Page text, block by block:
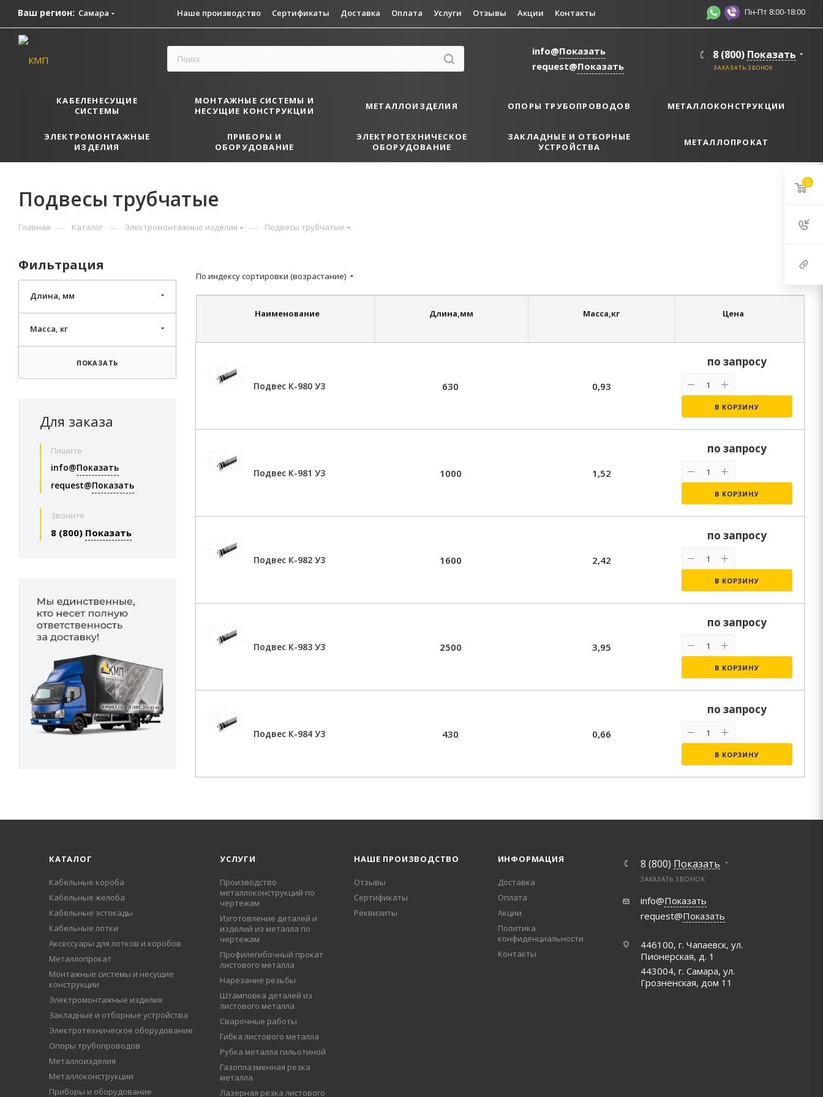
Ваш регион: Самара Наше производство Сертификаты Доставка Оплата Услуги Отзывы Акции Контакты Пн-Пт 8:00-18:00
info@Показать
request@Показать
8 (800) Показать
ЗАКАЗАТЬ ЗВОНОК
КАБЕЛЕНЕСУЩИЕ
СИСТЕМЫ
МОНТАЖНЫЕ СИСТЕМЫ И
НЕСУЩИЕ КОНСТРУКЦИИ
МЕТАЛЛОИЗДЕЛИЯ ОПОРЫ ТРУБОПРОВОДОВ МЕТАЛЛОКОНСТРУКЦИИ
ЭЛЕКТРОМОНТАЖНЫЕ
ИЗДЕЛИЯ
ПРИБОРЫ И
ОБОРУДОВАНИЕ
ЭЛЕКТРОТЕХНИЧЕСКОЕ
ОБОРУДОВАНИЕ
ЗАКЛАДНЫЕ И ОТБОРНЫЕ
УСТРОЙСТВА
МЕТАЛЛОПРОКАТ
Подвесы трубчатые
Главная — Каталог — Электромонтажные изделия — Подвесы трубчатые
По индексу сортировки (возрастание)
Наименование Длина,мм Масса,кг Цена
Подвес К-980 У3 630 0,93
по запросу
В КОРЗИНУ
Подвес К-981 У3 1000 1,52
по запросу
В КОРЗИНУ
Подвес К-982 У3 1600 2,42
по запросу
В КОРЗИНУ
Подвес К-983 У3 2500 3,95
по запросу
В КОРЗИНУ
Подвес К-984 У3 430 0,66
по запросу
В КОРЗИНУ
Фильтрация
Длина, мм
Масса, кг
ПОКАЗАТЬ
Для заказа
Пишите
info@Показать
request@Показать
Звоните
8 (800) Показать
КАТАЛОГ
Кабельные короба
Кабельные желоба
Кабельные эстокады
Кабельные лотки
Аксессуары для лотков и коробов
Металлопрокат
Монтажные системы и несущие
конструкции
Электромонтажные изделия
Закладные и отборные устройства
Электротехническое оборудование
Опоры трубопроводов
Металлоизделия
Металлоконструкции
Приборы и оборудование
УСЛУГИ
Производство
металлоконструкций по
чертежам
Изготовление деталей и
изделий из металла по
чертежам
Профилегибочный прокат
листового металла
Нарезание резьбы
Штамповка деталей из
листового металла
Сварочные работы
Гибка листового металла
Рубка металла гильотиной
Газоплазменная резка
металла
Лазерная резка листового
НАШЕ ПРОИЗВОДСТВО
Отзывы
Сертификаты
Реквизиты
ИНФОРМАЦИЯ
Доставка
Оплата
Акции
Политика
конфиденциальности
Контакты
8 (800) Показать
ЗАКАЗАТЬ ЗВОНОК
info@Показать
request@Показать
446100, г. Чапаевск, ул.
Пионерская, д. 1
443004, г. Самара, ул.
Грозненская, дом 11
0